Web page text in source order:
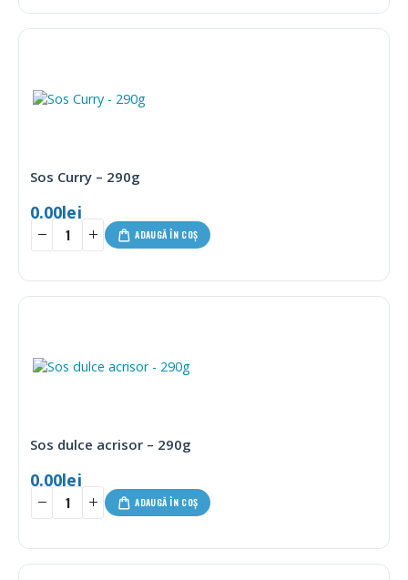
Sos Curry – 290g
0.00lei
ADAUGĂ ÎN COȘ
Sos dulce acrisor – 290g
0.00lei
ADAUGĂ ÎN COȘ